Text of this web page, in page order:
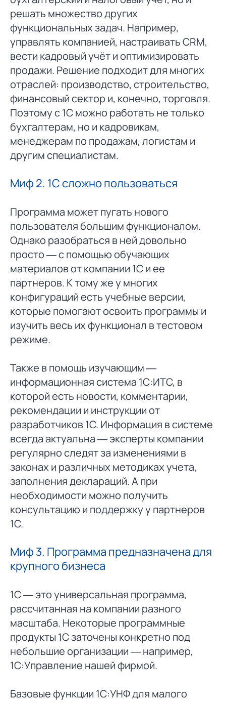
решать множество других
функциональных задач. Например,
управлять компанией, настраивать CRM,
вести кадровый учёт и оптимизировать
продажи. Решение подходит для многих
отраслей: производство, строительство,
финансовый сектор и, конечно, торговля.
Поэтому с 1С можно работать не только
бухгалтерам, но и кадровикам,
менеджерам по продажам, логистам и
другим специалистам.
Миф 2. 1С сложно пользоваться
Программа может пугать нового
пользователя большим функционалом.
Однако разобраться в ней довольно
просто — с помощью обучающих
материалов от компании 1С и ее
партнеров. К тому же у многих
конфигураций есть учебные версии,
которые помогают освоить программы и
изучить весь их функционал в тестовом
режиме.
Также в помощь изучающим —
информационная система 1С:ИТС, в
которой есть новости, комментарии,
рекомендации и инструкции от
разработчиков 1С. Информация в системе
всегда актуальна — эксперты компании
регулярно следят за изменениями в
законах и различных методиках учета,
заполнения деклараций. А при
необходимости можно получить
консультацию и поддержку у партнеров
1С.
Миф 3. Программа предназначена для
крупного бизнеса
1С — это универсальная программа,
рассчитанная на компании разного
масштаба. Некоторые программные
продукты 1С заточены конкретно под
небольшие организации — например,
1С:Управление нашей фирмой.
Базовые функции 1С:УНФ для малого